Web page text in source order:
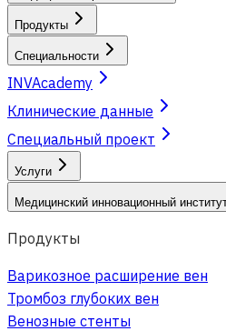
Продукты
Специальности
INVAcademy
Клинические данные
Специальный проект
Услуги
Медицинский инновационный
Продукты
Варикозное расширение вен
Тромбоз глубоких вен
Венозные стенты